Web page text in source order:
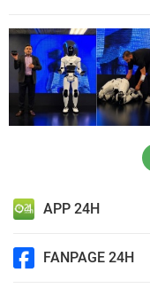
APP 24H
FANPAGE 24H